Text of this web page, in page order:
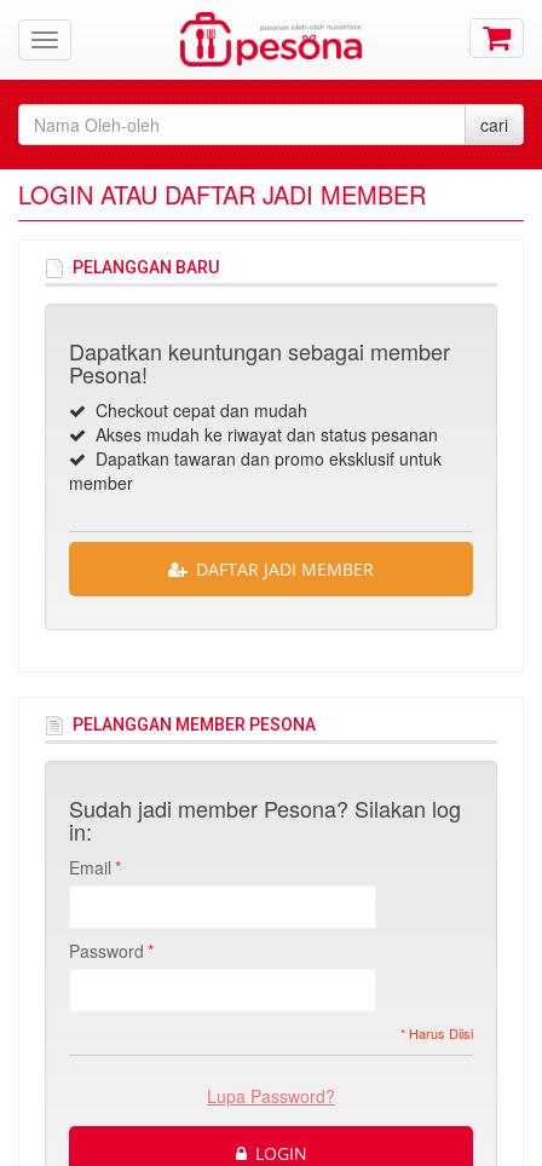
LOGIN ATAU DAFTAR JADI MEMBER
PELANGGAN BARU
Dapatkan keuntungan sebagai member
Pesona!
Checkout cepat dan mudah
Akses mudah ke riwayat dan status pesanan
Dapatkan tawaran dan promo eksklusif untuk
member
DAFTAR JADI MEMBER
PELANGGAN MEMBER PESONA
Sudah jadi member Pesona? Silakan log
in:
*
Email
*
Password
* Harus Diisi
Lupa Password?
LOGIN